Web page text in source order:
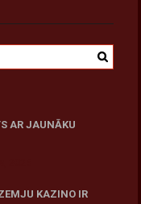
AR JAUNĀKU
KAZINO IR